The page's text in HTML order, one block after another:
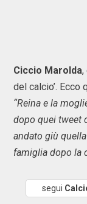
Ciccio Marolda,
del calcio’. Ecco
“Reina e la
dopo quei tweet
andato giù
famiglia dopo la
segui